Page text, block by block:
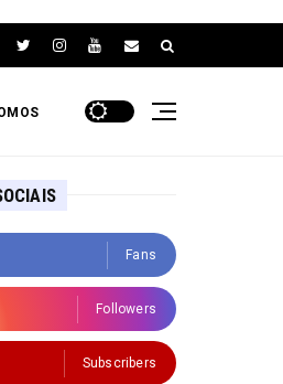
Fans
Followers
Subscribers